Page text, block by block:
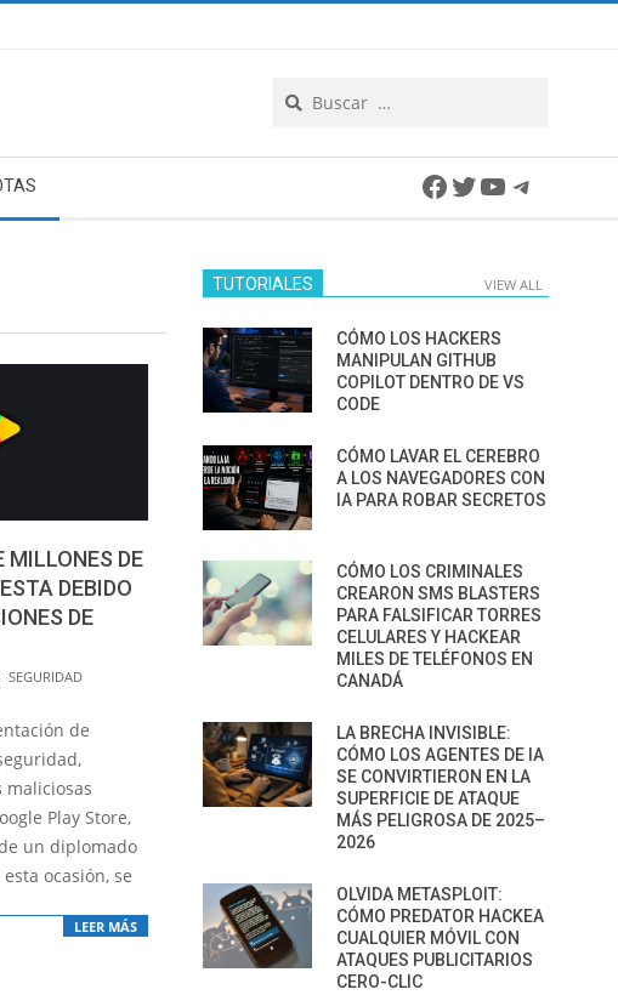
Facebook
Twitter
YouTube
MILLONES DE
DEBIDO
DE
SEGURIDAD
de
Play Store,
un diplomado
ocasión, se
LEER MÁS
TUTORIALES VIEW ALL
CÓMO LOS HACKERS
MANIPULAN GITHUB
COPILOT DENTRO DE VS
CODE
CÓMO LAVAR EL CEREBRO
A LOS NAVEGADORES CON
IA PARA ROBAR SECRETOS
CÓMO LOS CRIMINALES
CREARON SMS BLASTERS
PARA FALSIFICAR TORRES
CELULARES Y HACKEAR
MILES DE TELÉFONOS EN
CANADÁ
LA BRECHA INVISIBLE:
CÓMO LOS AGENTES DE IA
SE CONVIRTIERON EN LA
SUPERFICIE DE ATAQUE
MÁS PELIGROSA DE 2025–
2026
OLVIDA METASPLOIT:
CÓMO PREDATOR HACKEA
CUALQUIER MÓVIL CON
ATAQUES PUBLICITARIOS
CERO-CLIC